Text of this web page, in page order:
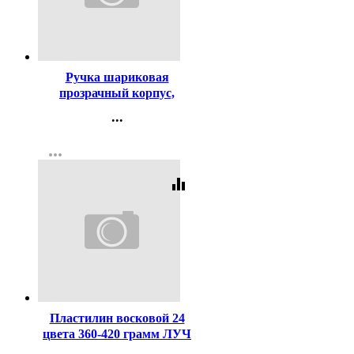
Ручка шариковая
прозрачный корпус,
Максрайтер (Maxriter)
арт.РТ-338/1152 (Ст.12/144)
...
Регистрация
more_horiz
equalizer
Пластилин восковой 24
цвета 360-420 грамм ЛУЧ